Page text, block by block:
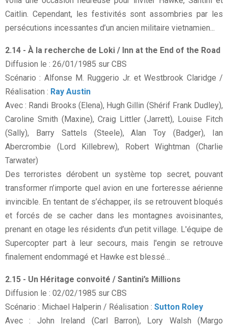
Caitlin. Cependant, les festivités sont assombries par les
persécutions incessantes d’un ancien militaire vietnamien...
2.14 - À la recherche de Loki / Inn at the End of the Road
Diffusion le : 26/01/1985 sur CBS
Scénario : Alfonse M. Ruggerio Jr. et Westbrook Claridge /
Réalisation : Ray Austin
Avec : Randi Brooks (Elena), Hugh Gillin (Shérif Frank Dudley),
Caroline Smith (Maxine), Craig Littler (Jarrett), Louise Fitch
(Sally), Barry Sattels (Steele), Alan Toy (Badger), Ian
Abercrombie (Lord Killebrew), Robert Wightman (Charlie
Tarwater)
Des terroristes dérobent un système top secret, pouvant
transformer n’importe quel avion en une forteresse aérienne
invincible. En tentant de s’échapper, ils se retrouvent bloqués
et forcés de se cacher dans les montagnes avoisinantes,
prenant en otage les résidents d’un petit village. L'équipe de
Supercopter part à leur secours, mais l'engin se retrouve
finalement endommagé et Hawke est blessé…
2.15 - Un Héritage convoité / Santini’s Millions
Diffusion le : 02/02/1985 sur CBS
Scénario : Michael Halperin / Réalisation : Sutton Roley
Avec : John Ireland (Carl Barron), Lory Walsh (Margo